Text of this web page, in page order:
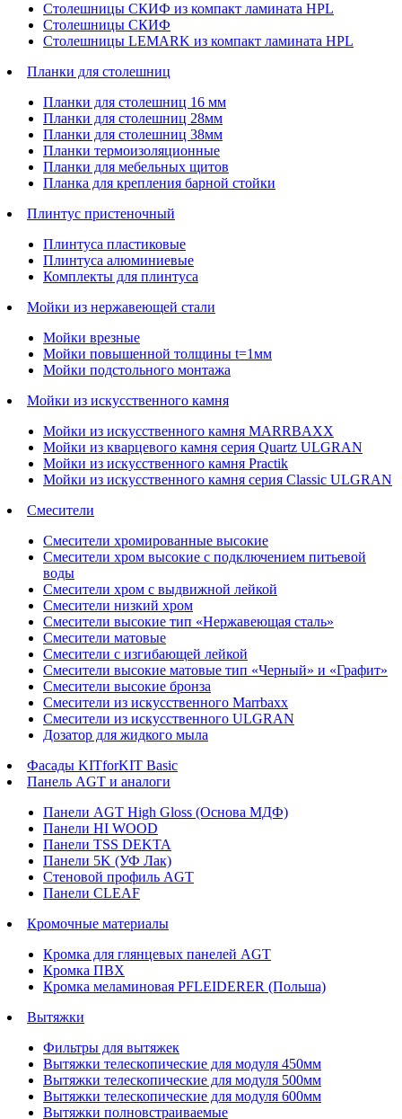
Столешницы СКИФ из компакт ламината HPL
Столешницы СКИФ
Столешницы LEMARK из компакт ламината HPL
Планки для столешниц
Планки для столешниц 16 мм
Планки для столешниц 28мм
Планки для столешниц 38мм
Планки термоизоляционные
Планки для мебельных щитов
Планка для крепления барной стойки
Плинтус пристеночный
Плинтуса пластиковые
Плинтуса алюминиевые
Комплекты для плинтуса
Мойки из нержавеющей стали
Мойки врезные
Мойки повышенной толщины t=1мм
Мойки подстольного монтажа
Мойки из искусственного камня
Мойки из искусственного камня MARRBAXX
Мойки из кварцевого камня серия Quartz ULGRAN
Мойки из искусственного камня Practik
Мойки из искусственного камня серия Classic ULGRAN
Смесители
Смесители хромированные высокие
Смесители хром высокие с подключением питьевой
воды
Смесители хром с выдвижной лейкой
Смесители низкий хром
Смесители высокие тип «Нержавеющая сталь»
Смесители матовые
Смесители с изгибающей лейкой
Смесители высокие матовые тип «Черный» и «Графит»
Смесители высокие бронза
Смесители из искусственного Marrbaxx
Смесители из искусственного ULGRAN
Дозатор для жидкого мыла
Фасады KITforKIT Basic
Панель AGT и аналоги
Панели AGT High Gloss (Основа МДФ)
Панели HI WOOD
Панели TSS DEKTA
Панели 5K (УФ Лак)
Стеновой профиль AGT
Панели CLEAF
Кромочные материалы
Кромка для глянцевых панелей AGT
Кромка ПВХ
Кромка меламиновая PFLEIDERER (Польша)
Вытяжки
Фильтры для вытяжек
Вытяжки телескопические для модуля 450мм
Вытяжки телескопические для модуля 500мм
Вытяжки телескопические для модуля 600мм
Вытяжки полновстраиваемые